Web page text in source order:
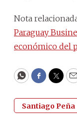
Nota
Paraguay
económico del
WhatsApp
Santiago Peña